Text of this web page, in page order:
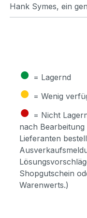
Hank Symes, ein
● = Lagernd
● = Wenig
● = Nicht
nach
Lieferanten
Shopgutschein
Warenwerts.)